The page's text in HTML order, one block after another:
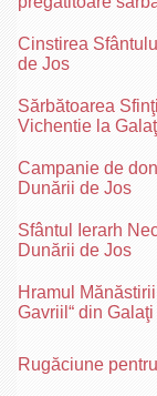
Cinstirea
de Jos
Sărbătoarea
Vichentie la
Campanie de
Dunării de Jos
Sfântul Ierarh
Dunării de Jos
Hramul
Gavriil“ din Galaţi
Rugăciune